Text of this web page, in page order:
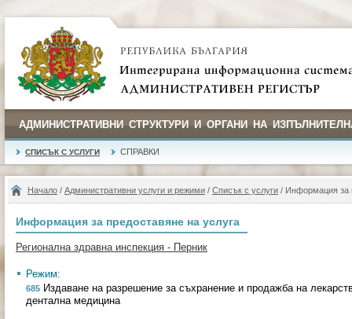
АДМИНИСТРАТИВНИ СТРУКТУРИ И ОРГАНИ НА
СПИСЪК С УСЛУГИ СПРАВКИ
Начало / Административни услуги и режими / Списък с услуги / Информация за
Информация за предоставяне на услуга
Регионална здравна инспекция - Перник
Режим:
685 Издаване на разрешение за съхранение и продажба на
дентална медицина